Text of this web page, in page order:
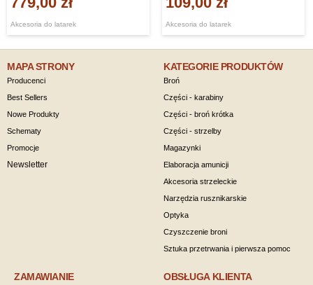
Akcesoria do latarek Akcesoria do latarek
MAPA STRONY
Producenci
Best Sellers
Nowe Produkty
Schematy
Promocje
Newsletter
KATEGORIE PRODUKTÓW
Broń
Części - karabiny
Części - broń krótka
Części - strzelby
Magazynki
Elaboracja amunicji
Akcesoria strzeleckie
Narzędzia rusznikarskie
Optyka
Czyszczenie broni
Sztuka przetrwania i pierwsza pomoc
ZAMAWIANIE OBSŁUGA KLIENTA